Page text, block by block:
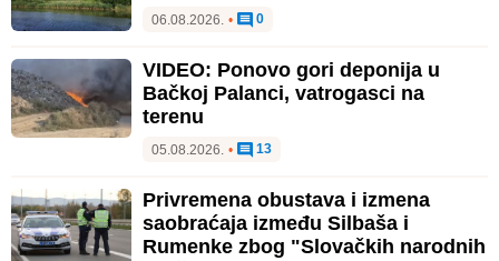
06.08.2026. • 0
VIDEO: Ponovo gori deponija u
Bačkoj Palanci, vatrogasci na
terenu
05.08.2026. • 13
Privremena obustava i izmena
saobraćaja između Silbaša i
Rumenke zbog "Slovačkih narodnih